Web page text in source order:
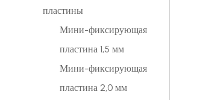
пластины
Мини-фиксирующая
пластина 1,5 мм
Мини-фиксирующая
пластина 2,0 мм